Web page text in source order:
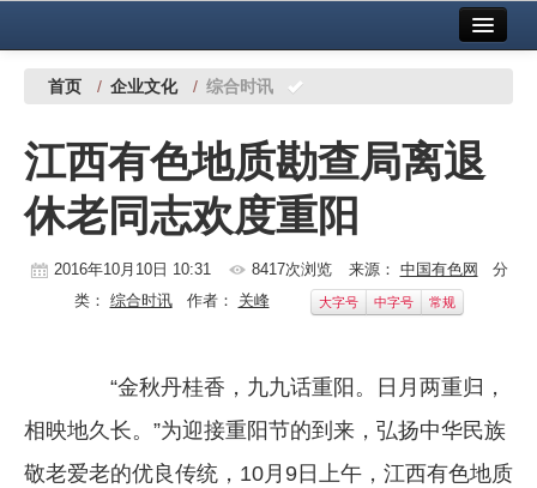
中国有色金属报社主办 广告服务
铜镍铅锌
铝
稀有稀土
镁钛
地矿 建设
首页 / 企业文化 / 综合时讯
江西有色地质勘查局离退
休老同志欢度重阳
2016年10月10日 10:31 8417次浏览 来源： 中国有色网 分
类： 综合时讯作者： 关峰 大字号 中字号 常规
“金秋丹桂香，九九话重阳。日月两重归，
相映地久长。”为迎接重阳节的到来，弘扬中华民族
敬老爱老的优良传统，10月9日上午，江西有色地质